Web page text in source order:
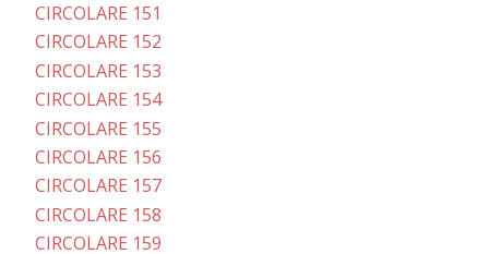
CIRCOLARE 151
CIRCOLARE 152
CIRCOLARE 153
CIRCOLARE 154
CIRCOLARE 155
CIRCOLARE 156
CIRCOLARE 157
CIRCOLARE 158
CIRCOLARE 159